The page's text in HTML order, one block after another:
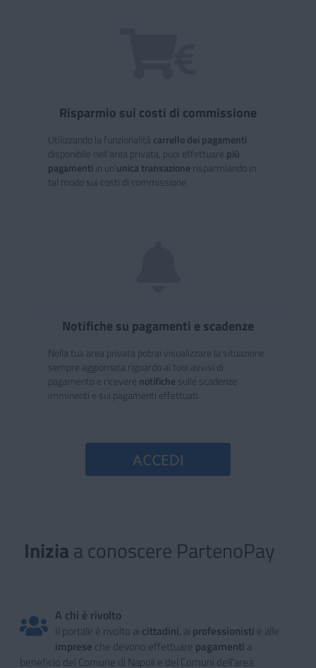
Risparmio sui costi di commissione
Utilizzando la funzionalità carrello dei pagamenti
disponibile nell'area privata, puoi effettuare più
pagamenti in un'unica transazione risparmiando in
tal modo sui costi di commissione.
Notifiche su pagamenti e scadenze
Nella tua area privata potrai visualizzare la situazione
sempre aggiornata riguardo ai tuoi avvisi di
pagamento e ricevere notifiche sulle scadenze
imminenti e sui pagamenti effettuati.
ACCEDI
Inizia a conoscere PartenoPay
Iniziaa conoscere PartenoPay
A chi è rivolto
Il portale è rivolto ai cittadini, ai professionisti e alle
imprese che devono effettuare pagamenti a
beneficio del Comune di Napoli e dei Comuni dell'area